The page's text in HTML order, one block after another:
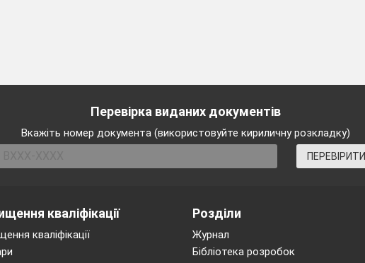
Перевірка виданих документів
Вкажіть номер документа (використовуйте кириличну розкладку)
ПЕРЕВІРИТИ
кваліфікації
кваліфікації
Розділи
Журнал
Бібліотека розробок